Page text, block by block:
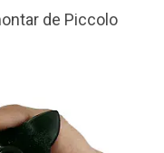
de Piccolo